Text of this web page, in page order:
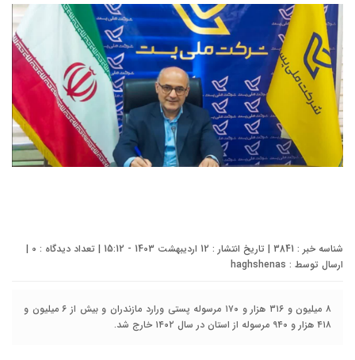
شناسه خبر : 3841 | تاریخ انتشار : 12 اردیبهشت 1403 - 15:12 | تعداد دیدگاه : 0
|
ارسال توسط : haghshenas
۸ میلیون و ۳۱۶ هزار و ۱۷۰ مرسوله پستی ورارد مازندران و بیش از ۶ میلیون و
۴۱۸ هزار و ۹۴۰ مرسوله از استان در سال ۱۴۰۲ خارج شد.